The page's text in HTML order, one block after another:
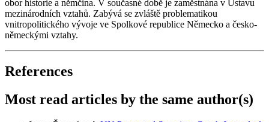
obor historie a němčina. V současné době je zaměstnána v Ústavu
mezinárodních vztahů. Zabývá se zvláště problematikou
vnitropolitického vývoje ve Spolkové republice Německo a česko-
německými vztahy.
References
Most read articles by the same author(s)